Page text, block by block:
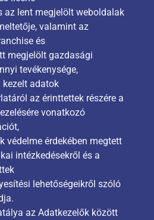
az lent megjelölt weboldalak
valamint az
és
megjelölt gazdasági
tevékenysége,
adatok
az érinttettek részére a
vonatkozó
védelme érdekében megtett
intézkedésekről és a
lehetőségeikről szóló
az Adatkezelők között